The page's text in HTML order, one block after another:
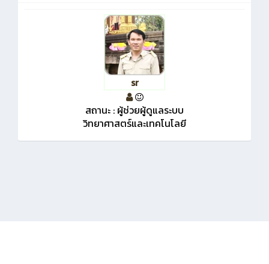
sr
สถานะ : ผู้ช่วยผู้ดูแลระบบ
วิทยาศาสตร์และเทคโนโลยี